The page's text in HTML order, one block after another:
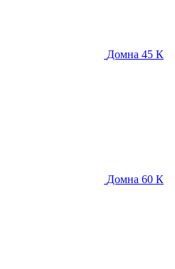
Домна 45 К
Домна 60 К